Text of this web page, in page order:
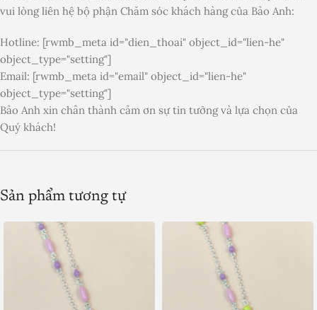
vui lòng liên hệ bộ phận Chăm sóc khách hàng của Bảo Anh:
Hotline: [rwmb_meta id="dien_thoai" object_id="lien-he"
object_type="setting"]
Email: [rwmb_meta id="email" object_id="lien-he"
object_type="setting"]
Bảo Anh xin chân thành cảm ơn sự tin tưởng và lựa chọn của
Quý khách!
Sản phẩm tương tự